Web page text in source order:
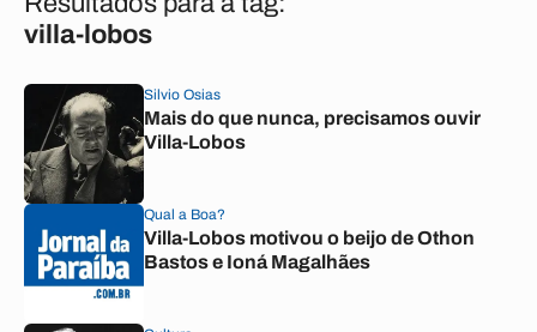
villa-lobos
Silvio Osias
Mais do que nunca, precisamos ouvir
Villa-Lobos
Qual a Boa?
Villa-Lobos motivou o beijo de Othon
Bastos e Ioná Magalhães